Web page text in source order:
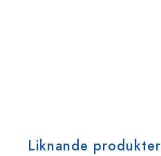
Liknande produkter